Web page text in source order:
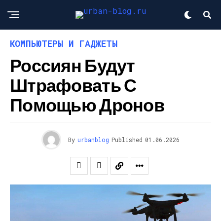
КОМПЬЮТЕРЫ И ГАДЖЕТЫ
Россиян Будут
Штрафовать С
Помощью Дронов
By urbanblog Published 01.06.2026